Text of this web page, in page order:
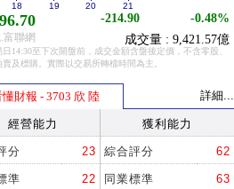
-214.90
-0.48%
成交量 : 9,421.57億
18 19 20 21
聯網
14:30至下次開盤前，成交金額含盤後定價，不含零股、
及標購。實際以交易所轉檔時間為主。
懂財報 - 3703 欣 陸 詳細...
經營能力 獲利能力
分 23 綜合評分 62
準 22 同業標準 63